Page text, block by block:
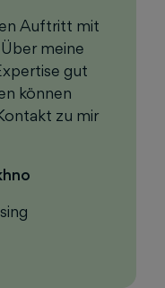
Auftritt mit
meine
gut
können
zu mir